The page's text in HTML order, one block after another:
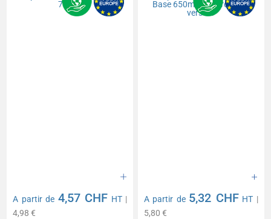
A partir de 4,57 CHF HT|
4,98 €
A partir de 5,32 CHF HT |
5,80 €